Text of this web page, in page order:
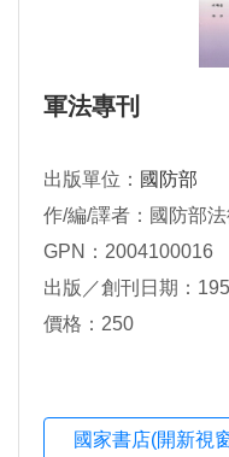
軍法專刊
出版單位： 國防部
作/編/譯者：國防部
GPN：2004100016
出版／創刊日期：
價格：250
國家書店(開新視